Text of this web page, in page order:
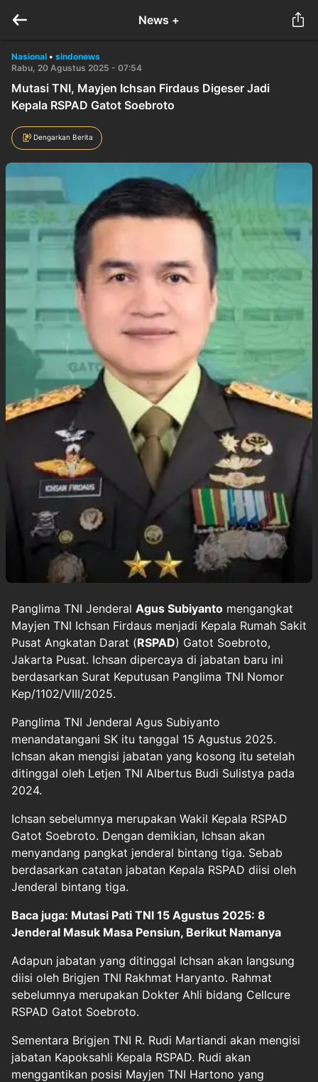
News +
Nasional • sindonews
Rabu, 20 Agustus 2025 - 07:54
Mutasi TNI, Mayjen Ichsan Firdaus Digeser Jadi
Kepala RSPAD Gatot Soebroto
Dengarkan Berita
Panglima TNI Jenderal Agus Subiyanto mengangkat
Mayjen TNI Ichsan Firdaus menjadi Kepala Rumah Sakit
Pusat Angkatan Darat (RSPAD) Gatot Soebroto,
Jakarta Pusat. Ichsan dipercaya di jabatan baru ini
berdasarkan Surat Keputusan Panglima TNI Nomor
Kep/1102/VIII/2025.
Panglima TNI Jenderal Agus Subiyanto
menandatangani SK itu tanggal 15 Agustus 2025.
Ichsan akan mengisi jabatan yang kosong itu setelah
ditinggal oleh Letjen TNI Albertus Budi Sulistya pada
2024.
Ichsan sebelumnya merupakan Wakil Kepala RSPAD
Gatot Soebroto. Dengan demikian, Ichsan akan
menyandang pangkat jenderal bintang tiga. Sebab
berdasarkan catatan jabatan Kepala RSPAD diisi oleh
Jenderal bintang tiga.
Baca juga: Mutasi Pati TNI 15 Agustus 2025: 8
Jenderal Masuk Masa Pensiun, Berikut Namanya
Adapun jabatan yang ditinggal Ichsan akan langsung
diisi oleh Brigjen TNI Rakhmat Haryanto. Rahmat
sebelumnya merupakan Dokter Ahli bidang Cellcure
RSPAD Gatot Soebroto.
Sementara Brigjen TNI R. Rudi Martiandi akan mengisi
jabatan Kapoksahli Kepala RSPAD. Rudi akan
menggantikan posisi Mayjen TNI Hartono yang